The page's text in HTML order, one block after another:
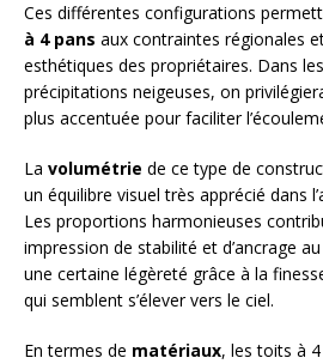
Ces différentes configurations
à 4 pans aux contraintes régionales
esthétiques des propriétaires. Dans
précipitations neigeuses, on
plus accentuée pour faciliter
La volumétrie de ce type de
un équilibre visuel très apprécié dans
Les proportions harmonieuses
impression de stabilité et d’ancrage
une certaine légèreté grâce à la
qui semblent s’élever vers le ciel.
En termes de matériaux, les toits à